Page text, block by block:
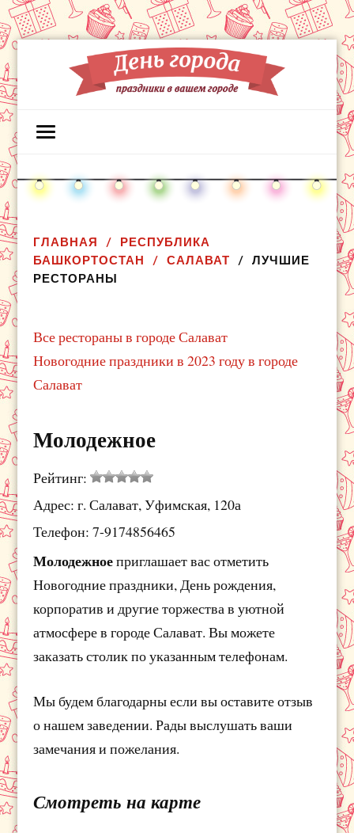
ГЛАВНАЯ
РЕСПУБЛИКА
БАШКОРТОСТАН
САЛАВАТ
ЛУЧШИЕ
РЕСТОРАНЫ
Все рестораны в городе Салават
Новогодние праздники в 2023 году в городе
Салават
Молодежное
Рейтинг:
Адрес: г. Салават, Уфимская, 120а
Телефон: 7-9174856465
Молодежноеприглашает вас отметить
Новогодние праздники, День рождения,
корпоратив и другие торжества в уютной
атмосфере в городе Салават. Вы можете
заказать столик по указанным телефонам.
Мы будем благодарны если вы оставите отзыв
о нашем заведении. Рады выслушать ваши
замечания и пожелания.
Смотреть на карте